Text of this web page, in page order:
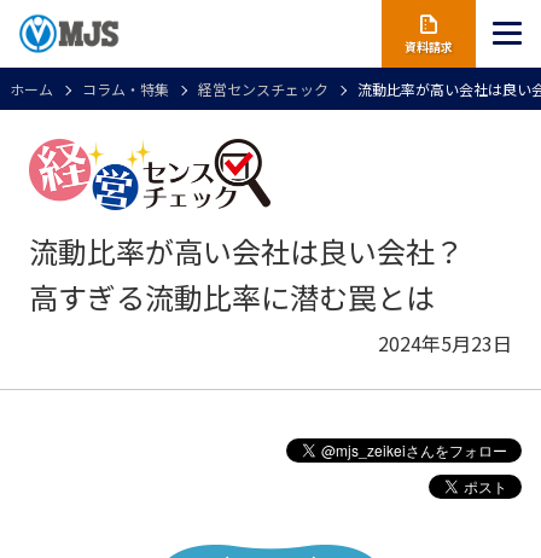
資料請求
ホーム コラム・特集 経営センスチェック 流動比率が高い会社は良
流動比率が高い会社は良い会社？
高すぎる流動比率に潜む罠とは
2024年5月23日